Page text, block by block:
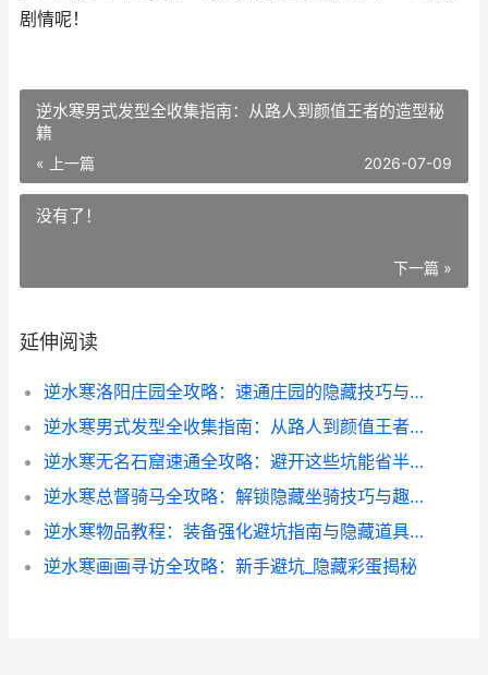
剧情呢！
逆水寒男式发型全收集指南：从路人到颜值王者的造型秘
籍
« 上一篇 2026-07-09
没有了！
下一篇 »
延伸阅读
逆水寒洛阳庄园全攻略：速通庄园的隐藏技巧与实用心得
逆水寒男式发型全收集指南：从路人到颜值王者的造型秘籍
逆水寒无名石窟速通全攻略：避开这些坑能省半小时
逆水寒总督骑马全攻略：解锁隐藏坐骑技巧与趣事
逆水寒物品教程：装备强化避坑指南与隐藏道具获取秘籍
逆水寒画画寻访全攻略：新手避坑_隐藏彩蛋揭秘